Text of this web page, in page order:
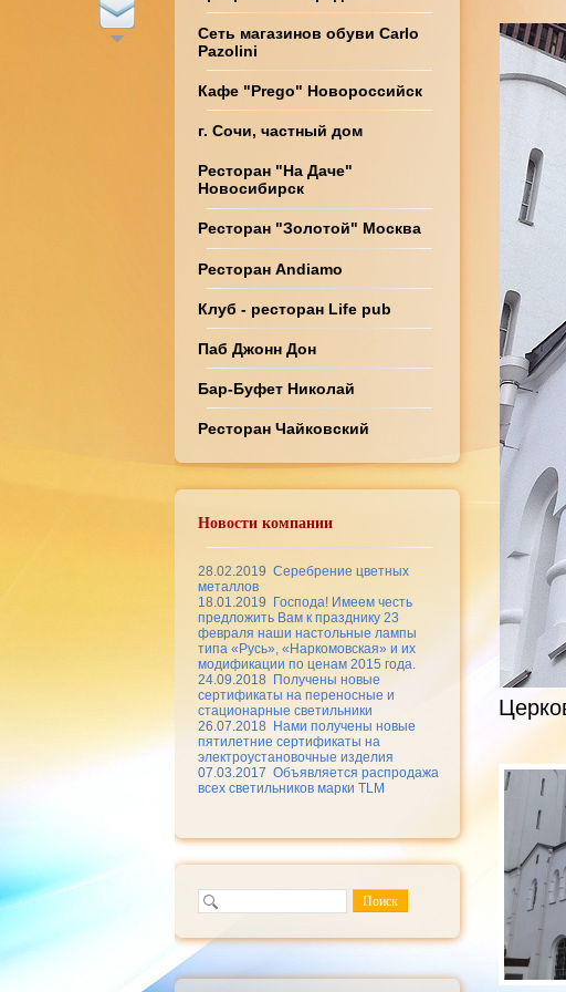
Сеть магазинов обуви Carlo
Pazolini
Кафе "Prego" Новороссийск
г. Сочи, частный дом
Ресторан "На Даче"
Новосибирск
Ресторан "Золотой" Москва
Ресторан Andiamo
Клуб - ресторан Life pub
Паб Джонн Дон
Бар-Буфет Николай
Ресторан Чайковский
Новости компании
28.02.2019 Серебрение цветных
металлов
18.01.2019
Господа! Имеем честь
предложить Вам к празднику 23
февраля наши настольные лампы
типа «Русь», «Наркомовская» и их
модификации по ценам 2015 года.
24.09.2018
Получены новые
сертификаты на переносные и
стационарные светильники
26.07.2018
Нами получены новые
пятилетние сертификаты на
электроустановочные изделия
07.03.2017 Объявляется распродажа
всех светильников марки TLM